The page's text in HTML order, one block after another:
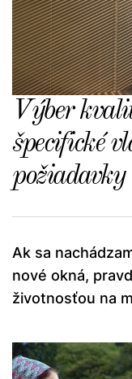
Výber
špecifické
požiadavky
Ak sa
nové okná,
životnosťou na